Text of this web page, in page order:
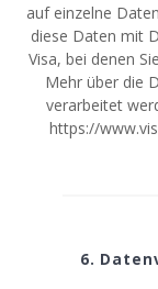
auf einzelne
diese Daten mit
Visa, bei denen
Mehr über die
verarbeitet
https://
6.